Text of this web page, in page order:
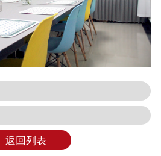
医院党建
视频专区
预约挂号
返回列表